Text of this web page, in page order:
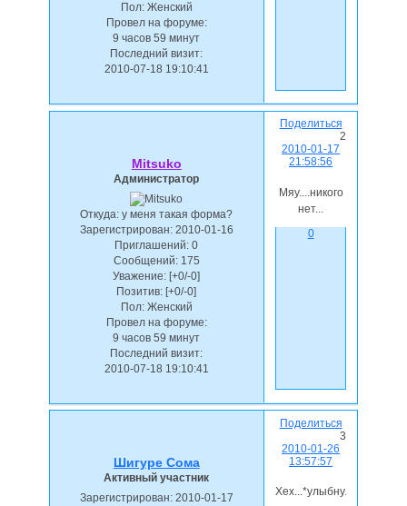
Пол:Женский
Провел на форуме:
9 часов 59 минут
Последний визит:
2010-07-18 19:10:41
Поделиться
2
2010-01-17
21:58:56
Mitsuko
Администратор
Откуда: у меня такая форма?
Зарегистрирован: 2010-01-16
Приглашений: 0
Сообщений:175
Уважение: [+0/-0]
Позитив: [+0/-0]
Пол:Женский
Провел на форуме:
9 часов 59 минут
Последний визит:
2010-07-18 19:10:41
Мяу....никого
нет...
0
Поделиться
3
2010-01-26
13:57:57
Шигуре Сома
Активный участник
Зарегистрирован: 2010-01-17
Хех...*улыбнулся*